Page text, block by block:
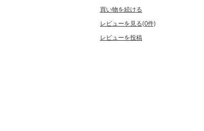
買い物を続ける
レビューを見る(0件)
レビューを投稿